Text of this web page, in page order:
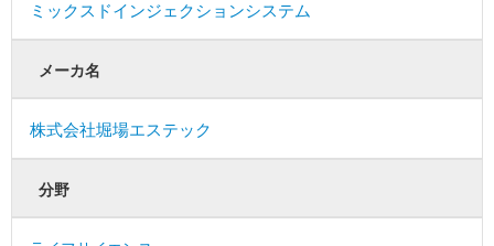
ミックスドインジェクションシステム
メーカ名
株式会社堀場エステック
分野